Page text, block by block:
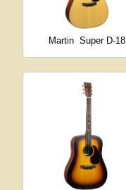
Martin Super D-18